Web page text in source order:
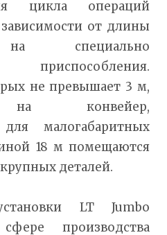
цикла операций
от длины
на специально
приспособления.
не превышает 3 м,
на конвейер,
малогабаритных
18 м помещаются
деталей.
LT Jumbo
производства